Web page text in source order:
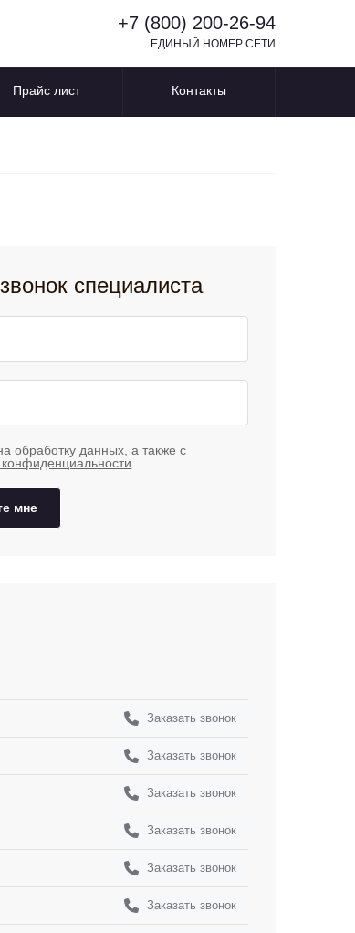
+7 (800) 200-26-94
ЕДИНЫЙ НОМЕР СЕТИ
Прайс лист Контакты
специалиста
обработку данных, а также с
конфиденциальности
мне
Заказать звонок
Заказать звонок
Заказать звонок
Заказать звонок
Заказать звонок
Заказать звонок